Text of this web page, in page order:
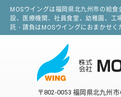
MOSウイングは福岡県北九州市の給食
設、医療機関、社員食堂、幼稚園、工
託・請負はMOSウイングにおまかせく
〒802-0053 福岡県北九州